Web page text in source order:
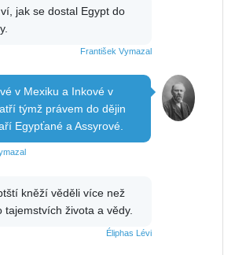
jak se dostal Egypt do
František Vymazal
v Mexiku a Inkové v
týmž právem do dějin
Egypťané a Assyrové.
kněží věděli více než
tajemstvích života a vědy.
Éliphas Lévi